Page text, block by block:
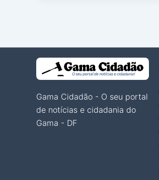
Gama Cidadão - O seu portal
de notícias e cidadania do
Gama - DF